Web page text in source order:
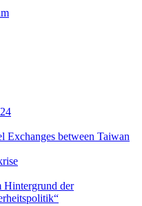
between Taiwan
Hintergrund der